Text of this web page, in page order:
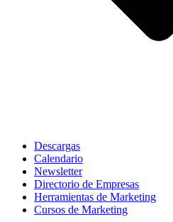
Descargas
Calendario
Newsletter
Directorio de Empresas
Herramientas de Marketing
Cursos de Marketing